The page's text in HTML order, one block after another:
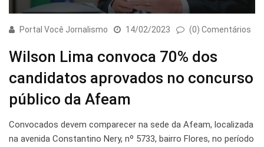
Portal Você Jornalismo 14/02/2023 (0) Comentários
Wilson Lima convoca 70% dos
candidatos aprovados no concurso
público da Afeam
Convocados devem comparecer na sede da Afeam, localizada
na avenida Constantino Nery, nº 5733, bairro Flores, no período